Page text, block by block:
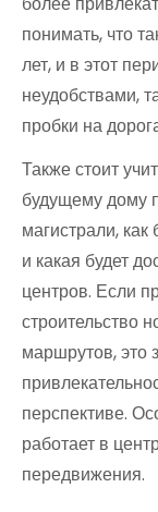
понимать, что
лет, и в этот
неудобствами,
пробки на
Также стоит
будущему дому
магистрали,
и какая будет
центров. Если
строительство
маршрутов, это
перспективе.
работает в
передвижения.